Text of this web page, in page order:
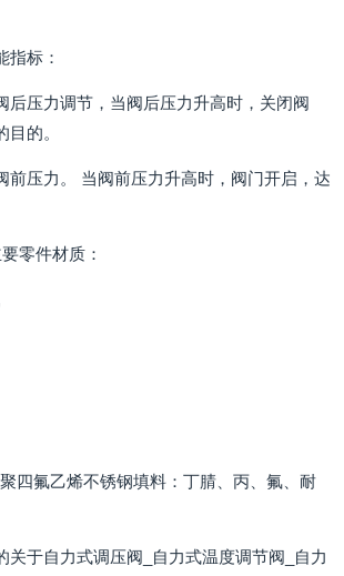
指标：
后压力调节，当阀后压力升高时，关闭阀
的。
前压力。 当阀前压力升高时，阀门开启，达
零件材质：
四氟乙烯不锈钢填料：丁腈、丙、氟、耐
关于自力式调压阀_自力式温度调节阀_自力